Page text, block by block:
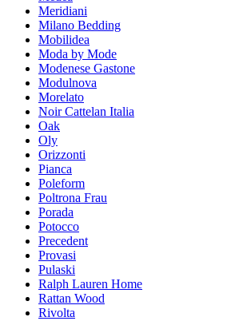
Meridiani
Milano Bedding
Mobilidea
Moda by Mode
Modenese Gastone
Modulnova
Morelato
Noir Cattelan Italia
Oak
Oly
Orizzonti
Pianca
Poleform
Poltrona Frau
Porada
Potocco
Precedent
Provasi
Pulaski
Ralph Lauren Home
Rattan Wood
Rivolta